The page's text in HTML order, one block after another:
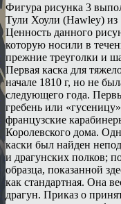
Фигура рисунка 3
Тули Хоули (Hawley) из
Ценность данного
которую носили в
прежние треуголки и
Первая каска для
начале 1810 г, но не
следующего года.
гребень или
французские
Королевского дома.
каски был найден
и драгунских полков;
образца, показанной
как стандартная. Она
драгун. Приказ о